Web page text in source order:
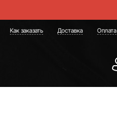
Как заказать Доставка Оплата